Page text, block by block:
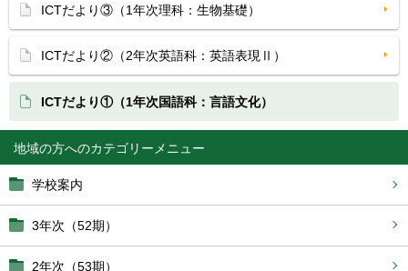
地域の方へ
学校案内
3年次（52期）
2年次（53期）
ICTだより③（1年次理科：生物基礎）
ICTだより②（2年次英語科：英語表現Ⅱ）
ICTだより①（1年次国語科：言語文化）